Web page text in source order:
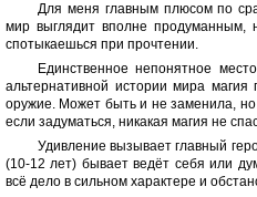
Для меня главным плюсом по
мир выглядит вполне продуманным,
спотыкаешься при прочтении.
Единственное непонятное
альтернативной истории мира магия
оружие. Может быть и не заменила,
если задуматься, никакая магия не
Удивление вызывает главный
(10-12 лет) бывает ведёт себя или
всё дело в сильном характере и